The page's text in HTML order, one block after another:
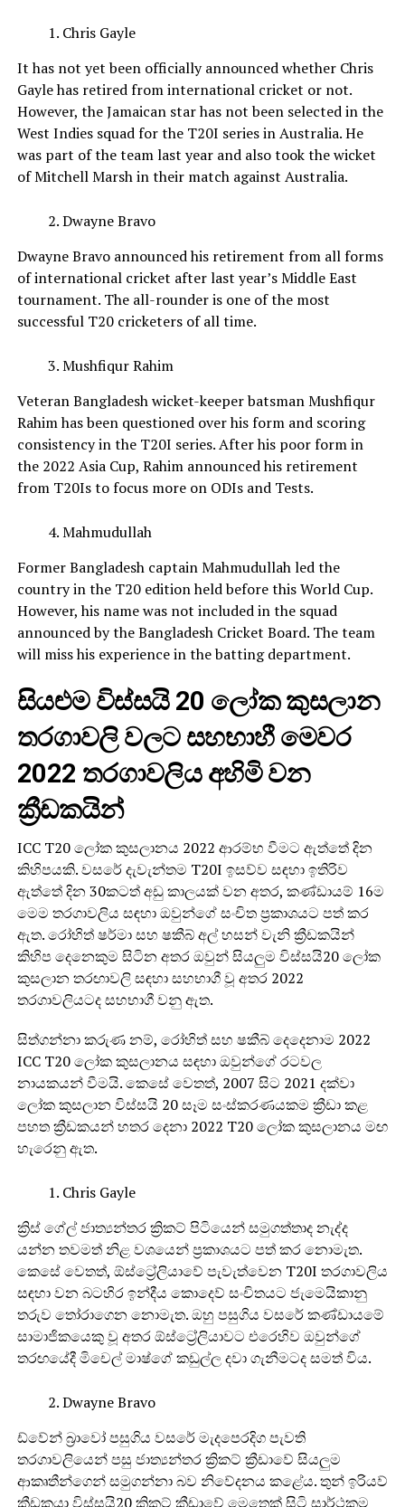
Chris Gayle
It has not yet been officially announced whether Chris
Gayle has retired from international cricket or not.
However, the Jamaican star has not been selected in the
West Indies squad for the T20I series in Australia. He
was part of the team last year and also took the wicket
of Mitchell Marsh in their match against Australia.
Dwayne Bravo
Dwayne Bravo announced his retirement from all forms
of international cricket after last year’s Middle East
tournament. The all-rounder is one of the most
successful T20 cricketers of all time.
Mushfiqur Rahim
Veteran Bangladesh wicket-keeper batsman Mushfiqur
Rahim has been questioned over his form and scoring
consistency in the T20I series. After his poor form in
the 2022 Asia Cup, Rahim announced his retirement
from T20Is to focus more on ODIs and Tests.
Mahmudullah
Former Bangladesh captain Mahmudullah led the
country in the T20 edition held before this World Cup.
However, his name was not included in the squad
announced by the Bangladesh Cricket Board. The team
will miss his experience in the batting department.
සියළුම විස්සයි 20 ලෝක කුසලාන
තරගාවලි වලට සහභාහී මෙවර
2022 තරගාවලිය අහිමි වන
ක්‍රීඩකයින්
ICC T20 ලෝක කුසලානය 2022 ආරම්භ වීමට ඇත්තේ දින
කිහිපයකි. වසරේ දැවැන්තම T20I ඉසව්ව සඳහා ඉතිරිව
ඇත්තේ දින 30කටත් අඩු කාලයක් වන අතර, කණ්ඩායම් 16ම
මෙම තරගාවලිය සඳහා ඔවුන්ගේ සංචිත ප්‍රකාශයට පත් කර
ඇත. රෝහිත් ෂර්මා සහ ෂකීබ් අල් හසන් වැනි ක්‍රීඩකයින්
කිහිප දෙනෙකුම සිටින අතර ඔවුන් සියලුම විස්සයි20 ලෝක
කුසලාන තරඟාවලි සඳහා සහභාගී වූ අතර 2022
තරගාවලියටද සහභාගී වනු ඇත.
සිත්ගන්නා කරුණ නම්, රෝහිත් සහ ෂකීබ් දෙදෙනාම 2022
ICC T20 ලෝක කුසලානය සඳහා ඔවුන්ගේ රටවල
නායකයන් වීමයි. කෙසේ වෙතත්, 2007 සිට 2021 දක්වා
ලෝක කුසලාන විස්සයි 20 සෑම සංස්කරණයකම ක්‍රීඩා කළ
පහත ක්‍රීඩකයන් හතර දෙනා 2022 T20 ලෝක කුසලානය මඟ
හැරෙනු ඇත.
Chris Gayle
ක්‍රිස් ගේල් ජාත්‍යන්තර ක්‍රිකට් පිටියෙන් සමුගත්තාද නැද්ද
යන්න තවමත් නිළ වශයෙන් ප්‍රකාශයට පත් කර නොමැත.
කෙසේ වෙතත්, ඕස්ට්‍රේලියාවේ පැවැත්වෙන T20I තරගාවලිය
සඳහා වන බටහිර ඉන්දීය කොදෙව් සංචිතයට ජැමෙයිකානු
තරුව තෝරාගෙන නොමැත. ඔහු පසුගිය වසරේ කණ්ඩායමේ
සාමාජිකයෙකු වූ අතර ඕස්ට්‍රේලියාවට එරෙහිව ඔවුන්ගේ
තරඟයේදී මිචෙල් මාෂ්ගේ කඩුල්ල දවා ගැනීමටද සමත් විය.
Dwayne Bravo
ඩ්වේන් බ්‍රාවෝ පසුගිය වසරේ මැදපෙරදිග පැවති
තරගාවලියෙන් පසු ජාත්‍යන්තර ක්‍රිකට් ක්‍රීඩාවේ සියලුම
ආකෘතීන්ගෙන් සමුගන්නා බව නිවේදනය කළේය. තුන් ඉරියව්
ක්‍රීඩකයා විස්සයි20 ක්‍රිකට් ක්‍රීඩාවේ මෙතෙක් සිටි සාර්ථකම